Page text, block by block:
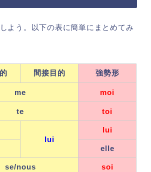
よう。以下の表に簡単にまとめてみ
間接目的 強勢形
me moi
te toi
lui
lui
elle
se/nous soi